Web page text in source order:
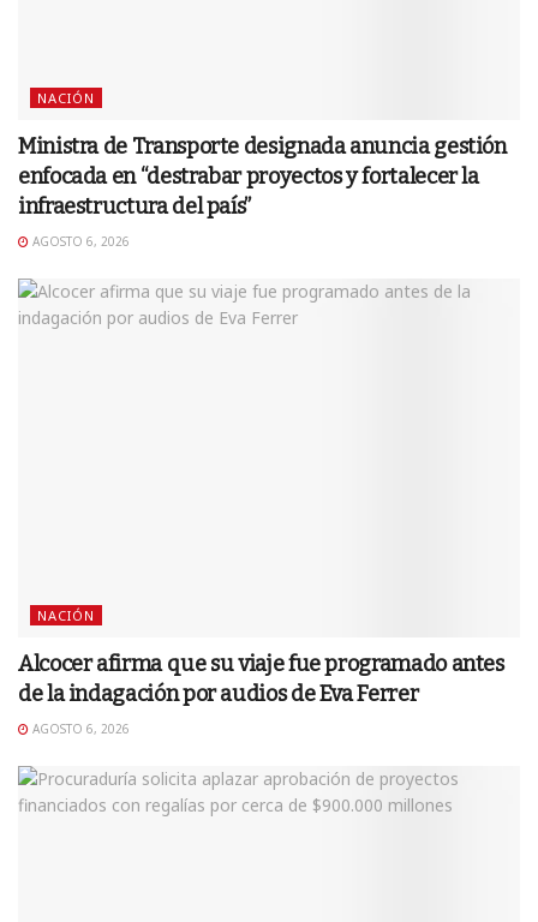
NACIÓN
Ministra de Transporte designada anuncia gestión
enfocada en “destrabar proyectos y fortalecer la
infraestructura del país”
AGOSTO 6, 2026
NACIÓN
Alcocer afirma que su viaje fue programado antes
de la indagación por audios de Eva Ferrer
AGOSTO 6, 2026